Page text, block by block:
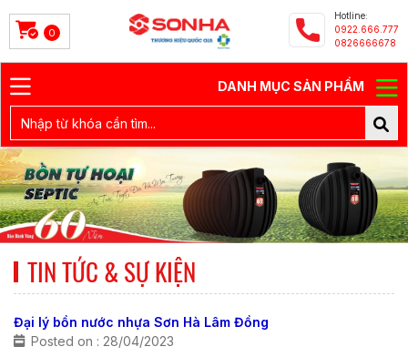
0
Hotline:
0922.666.777
0826666678
DANH MỤC SẢN PHẨM
TIN TỨC & SỰ KIỆN
Đại lý bồn nước nhựa Sơn Hà Lâm Đồng
Posted on : 28/04/2023